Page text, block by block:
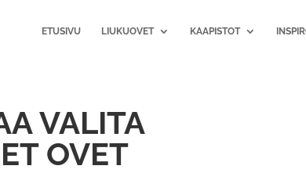
ETUSIVU LIUKUOVET KAAPISTOT
VALITA
OVET